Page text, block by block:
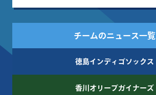
チームのニュース一覧
徳島インディゴソックス
香川オリーブガイナーズ